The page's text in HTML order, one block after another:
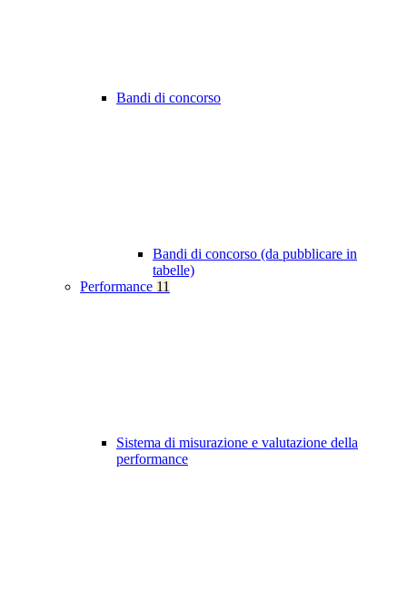
Bandi di concorso
Bandi di concorso (da pubblicare in
tabelle)
Performance 11
Sistema di misurazione e valutazione della
performance